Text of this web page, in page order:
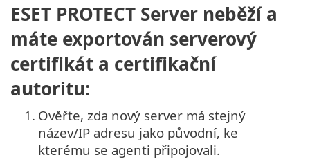
ESET PROTECT Server neběží a
máte exportován serverový
certifikát a certifikační
autoritu:
1. Ověřte, zda nový server má stejný
název/IP adresu jako původní, ke
kterému se agenti připojovali.